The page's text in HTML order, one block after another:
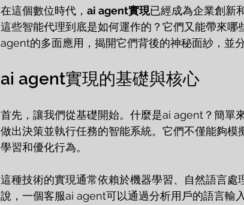
在這個數位時代， ai agent實現已經成為企業創新
這些智能代理到底是如何運作的？它們又能帶來
agent的多面應用，揭開它們背後的神秘面紗，並
ai agent實現的基礎與核心
首先，讓我們從基礎開始。什麼是ai agent？簡單
做出決策並執行任務的智能系統。它們不僅能夠
學習和優化行為。
這種技術的實現通常依賴於機器學習、自然語言
說，一個客服ai agent可以通過分析用戶的語言輸